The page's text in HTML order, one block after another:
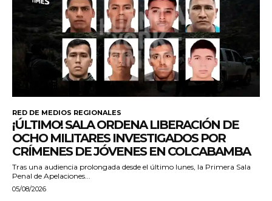
RED DE MEDIOS REGIONALES
¡ÚLTIMO! SALA ORDENA LIBERACIÓN DE
OCHO MILITARES INVESTIGADOS POR
CRÍMENES DE JÓVENES EN COLCABAMBA
Tras una audiencia prolongada desde el último lunes, la Primera Sala
Penal de Apelaciones...
05/08/2026